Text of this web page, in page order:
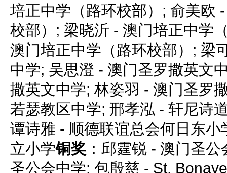
培正中学（路环校部）; 俞美欧
校部）; 梁晓沂 - 澳门培正中学
澳门培正中学（路环校部）; 梁
中学; 吴思澄 - 澳门圣罗撒英文
撒英文中学; 林姿羽 - 澳门圣罗
若瑟教区中学; 邢孝泓 - 轩尼诗
谭诗雅 - 顺德联谊总会何日东
立小学铜奖 ：邱霆锐 - 澳门圣
圣公会中学; 包殷慈 - St.